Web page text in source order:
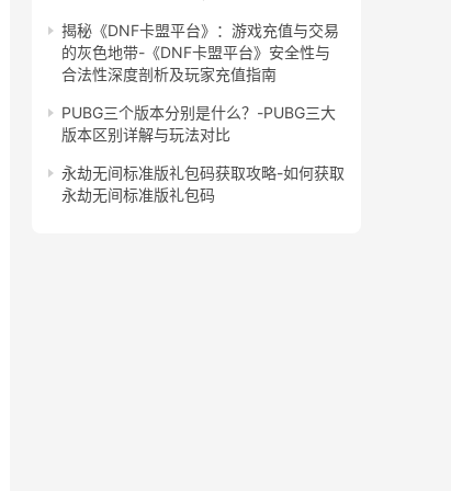
揭秘《DNF卡盟平台》：游戏充值与交易
的灰色地带-《DNF卡盟平台》安全性与
合法性深度剖析及玩家充值指南
PUBG三个版本分别是什么？-PUBG三大
版本区别详解与玩法对比
永劫无间标准版礼包码获取攻略-如何获取
永劫无间标准版礼包码